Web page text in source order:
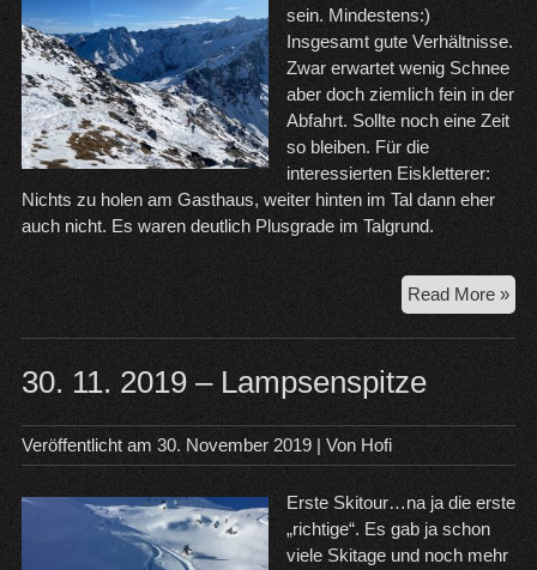
sein. Mindestens:)
Insgesamt gute Verhältnisse.
Zwar erwartet wenig Schnee
aber doch ziemlich fein in der
Abfahrt. Sollte noch eine Zeit
so bleiben. Für die
interessierten Eiskletterer:
Nichts zu holen am Gasthaus, weiter hinten im Tal dann eher
auch nicht. Es waren deutlich Plusgrade im Talgrund.
Read More »
30. 11. 2019 – Lampsenspitze
Veröffentlicht am 30. November 2019| VonHofi
Erste Skitour…na ja die erste
„richtige“. Es gab ja schon
viele Skitage und noch mehr